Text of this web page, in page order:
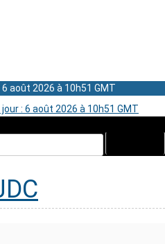
: 6 août 2026 à 10h51 GMT
août 2026 à 10h51 GMT